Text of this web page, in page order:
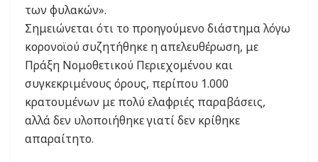
των φυλακών».
Σημειώνεται ότι το προηγούμενο διάστημα λόγω
κορονοϊού συζητήθηκε η απελευθέρωση, με
Πράξη Νομοθετικού Περιεχομένου και
συγκεκριμένους όρους, περίπου 1.000
κρατουμένων με πολύ ελαφριές παραβάσεις,
αλλά δεν υλοποιήθηκε γιατί δεν κρίθηκε
απαραίτητο.